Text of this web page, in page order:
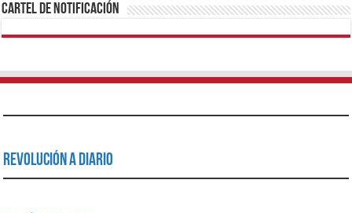
Cartel de Notificación
Revolución a Diario